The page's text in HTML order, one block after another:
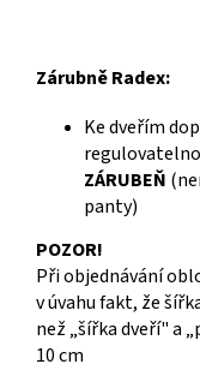
Zárubně Radex:
Ke dveřím
ZÁRUBEŇ
panty)
POZOR!
Při objednávání
v úvahu fakt, že
než „šířka dveří" a
10 cm